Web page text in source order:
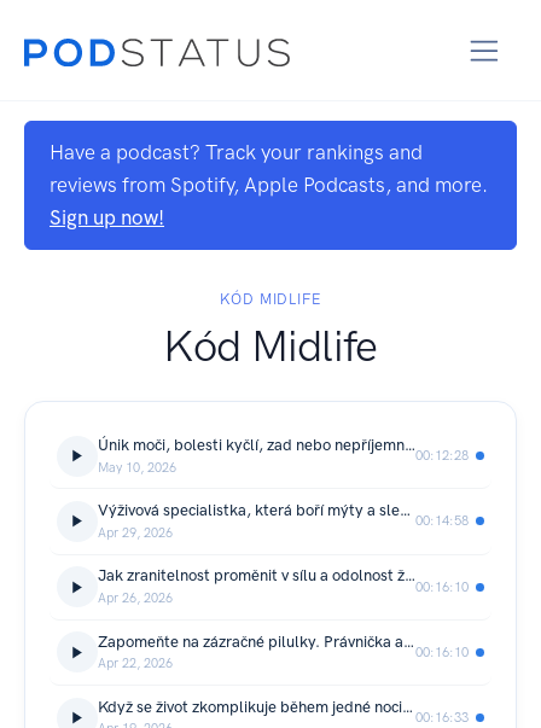
Have a podcast? Track your rankings and
reviews from Spotify, Apple Podcasts, and more.
Sign up now!
KÓD MIDLIFE
Kód Midlife
Únik moči, bolesti kyčlí, zad nebo nepříjemnosti při intimním životě. Fyzioterapeutka Pavla Ptáčková vysvětluje, proč nestačí jen „posilovat“ .
May 10, 2026
00:12:28
Výživová specialistka, která boří mýty a sleduje moderní studie - Markéta Gajdošová: “Ženské tělo po čtyřicítce nepotřebuje tvrdší režim. Potřebuje chytřejší přístup."
Apr 29, 2026
00:14:58
Jak zranitelnost proměnit v sílu a odolnost ženy. Odolnost není dar, se kterým se rodíme. Je to dovednost, kterou si budujeme skrze ztráty, pády i těžká rozhodnutí. Příběh Lenky Heleny Koenigsmark
Apr 26, 2026
00:16:10
Zapomeňte na zázračné pilulky. Právnička a certifikovaná výživová specialistka Barbora Donathová o ztrátě tří dětí, které nastartovaly absolutní změnu životního stylu. Je to “snadné?”
Apr 22, 2026
00:16:10
Když se život zkomplikuje během jedné noci. Moderátorka, scenáristka a taky silná máma. Tereza Tobiášová o tom, že chce u nás otevřít kliniku pro děti s poruchou autistického spektra.
00:16:33